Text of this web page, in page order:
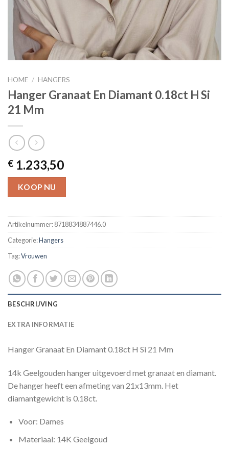
HOME / HANGERS
Hanger Granaat En Diamant 0.18ct H Si
21 Mm
€ 1.233,50
KOOP NU
Artikelnummer:8718834887446.0
Categorie:Hangers
Tag:Vrouwen
BESCHRIJVING
EXTRA INFORMATIE
Hanger Granaat En Diamant 0.18ct H Si 21 Mm
14k Geelgouden hanger uitgevoerd met granaat en diamant.
De hanger heeft een afmeting van 21x13mm. Het
diamantgewicht is 0.18ct.
Voor: Dames
Materiaal: 14K Geelgoud